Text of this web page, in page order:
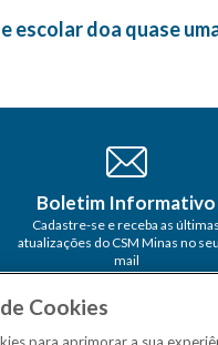
escolar doa quase
Boletim Informativo
Cadastre-se e receba as últimas
atualizações do CSM Minas no
mail
Cookies